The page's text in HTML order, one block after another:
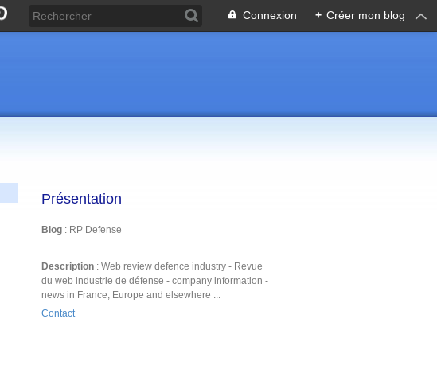
Connexion + Créer mon blog
Présentation
Blog : RP Defense
Description : Web review defence industry - Revue
du web industrie de défense - company information -
news in France, Europe and elsewhere ...
Contact